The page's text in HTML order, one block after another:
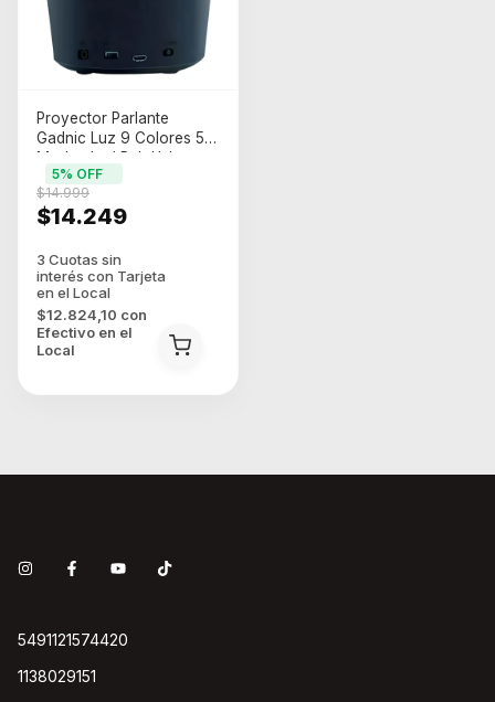
Proyector Parlante
Gadnic Luz 9 Colores 5
Modos Led Rgb Usb
Color De La Estructura
Negro
$14.249
$14.999
5% OFF
$12.824,10 con
Efectivo en el
Local
5491121574420
1138029151